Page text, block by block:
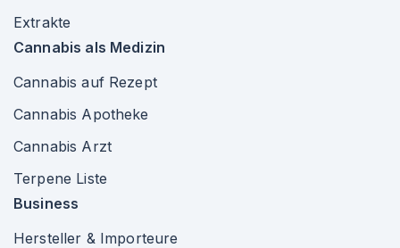
Extrakte
Cannabis als Medizin
Cannabis auf Rezept
Cannabis Apotheke
Cannabis Arzt
Terpene Liste
Business
Hersteller & Importeure